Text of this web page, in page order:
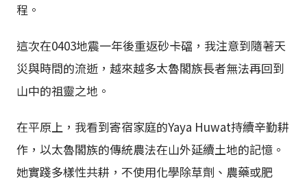
程。
這次在0403地震一年後重返砂卡礑，我注意到隨著天
災與時間的流逝，越來越多太魯閣族長者無法再回到
山中的祖靈之地。
在平原上，我看到寄宿家庭的Yaya Huwat持續辛勤耕
作，以太魯閣族的傳統農法在山外延續土地的記憶。
她實踐多樣性共耕，不使用化學除草劑、農藥或肥